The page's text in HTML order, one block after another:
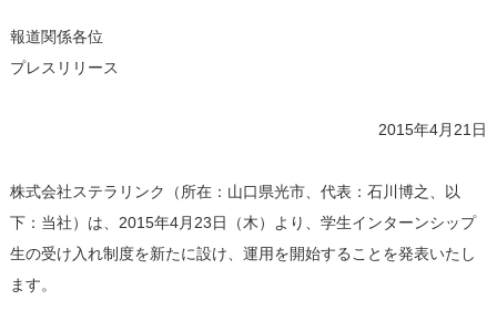
報道関係各位
プレスリリース
2015年4月21日
株式会社ステラリンク（所在：山口県光市、代表：石川博之、以
下：当社）は、2015年4月23日（木）より、学生インターンシップ
生の受け入れ制度を新たに設け、運用を開始することを発表いたし
ます。